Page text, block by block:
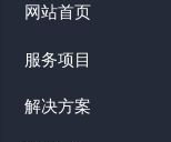
网站首页
服务项目
解决方案